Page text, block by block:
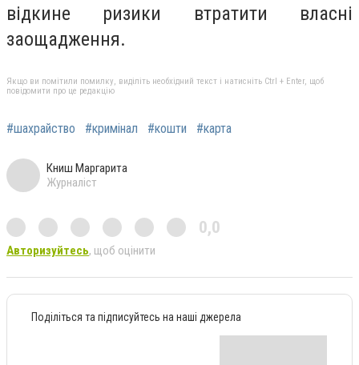
відкине ризики втратити власні
заощадження.
Якщо ви помітили помилку, виділіть необхідний текст і натисніть Ctrl + Enter, щоб
повідомити про це редакцію
#шахрайство #кримінал #кошти #карта
Книш Маргарита
Журналіст
0,0
Авторизуйтесь, щоб оцінити
Поділіться та підписуйтесь на наші джерела